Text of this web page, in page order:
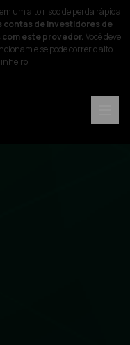
um alto risco de perda rápida
contas de investidores de
este provedor.Você deve
e se pode correr o alto